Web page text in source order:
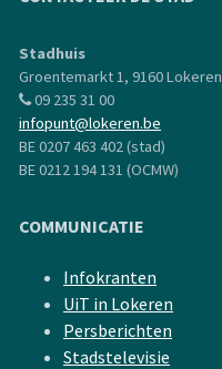
Stadhuis
Groentemarkt 1, 9160 Lokeren
09 235 31 00
infopunt@lokeren.be
BE 0207 463 402 (stad)
BE 0212 194 131 (OCMW)
COMMUNICATIE
Infokranten
UiT in Lokeren
Persberichten
Stadstelevisie